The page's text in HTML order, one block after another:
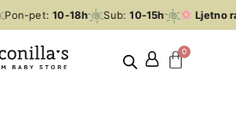
Pon-pet:10-18h Sub: 10-15h Ljetno